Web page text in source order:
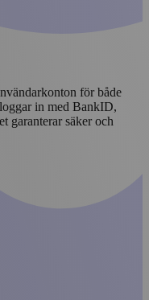
för både
in med BankID,
garanterar säker och